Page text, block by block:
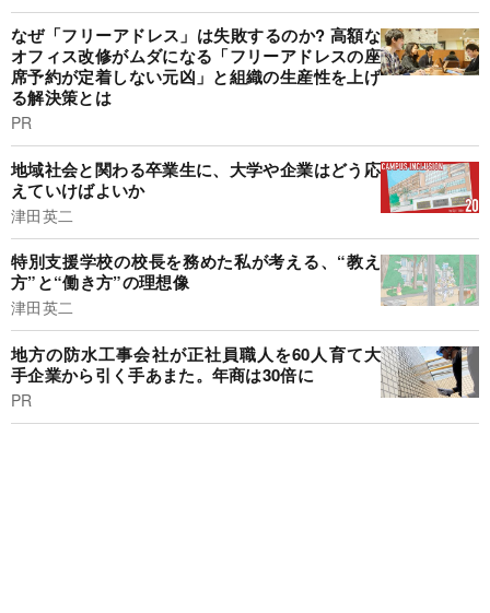
なぜ「フリーアドレス」は失敗するのか? 高額な
オフィス改修がムダになる「フリーアドレスの座
席予約が定着しない元凶」と組織の生産性を上げ
る解決策とは
PR
地域社会と関わる卒業生に、大学や企業はどう応
えていけばよいか
津田英二
特別支援学校の校長を務めた私が考える、“教え
方”と“働き方”の理想像
津田英二
地方の防水工事会社が正社員職人を60人育て大
手企業から引く手あまた。年商は30倍に
PR